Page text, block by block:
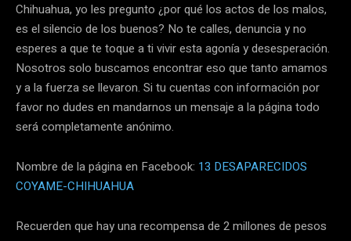
Chihuahua, yo les pregunto ¿por qué los actos de los malos,
es el silencio de los buenos? No te calles, denuncia y no
esperes a que te toque a ti vivir esta agonía y desesperación.
Nosotros solo buscamos encontrar eso que tanto amamos
y a la fuerza se llevaron. Si tu cuentas con información por
favor no dudes en mandarnos un mensaje a la página todo
será completamente anónimo.
Nombre de la página en Facebook: 13 DESAPARECIDOS
COYAME-CHIHUAHUA
Recuerden que hay una recompensa de 2 millones de pesos